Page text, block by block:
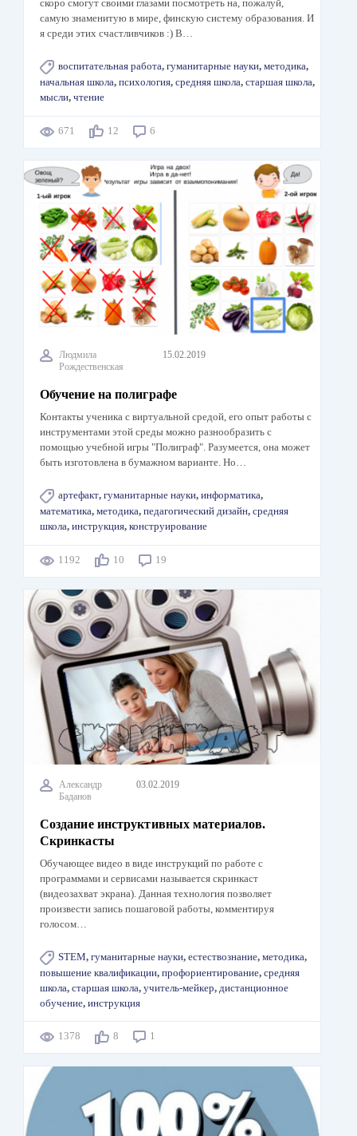
скоро смогут своими глазами посмотреть на, пожалуй,
самую знаменитую в мире, финскую систему образования. И
я среди этих счастливчиков :) В…
воспитательная работа, гуманитарные науки, методика,
начальная школа, психология, средняя школа, старшая школа,
мысли, чтение
671 12 6
Людмила
Рождественская
15.02.2019
Обучение на полиграфе
Контакты ученика с виртуальной средой, его опыт работы с
инструментами этой среды можно разнообразить с
помощью учебной игры "Полиграф". Разумеется, она может
быть изготовлена в бумажном варианте. Но…
артефакт, гуманитарные науки, информатика,
математика, методика, педагогический дизайн, средняя
школа, инструкция, конструирование
1192 10 19
Александр
Баданов
03.02.2019
Создание инструктивных материалов.
Скринкасты
Обучающее видео в виде инструкций по работе с
программами и сервисами называется скринкаст
(видеозахват экрана). Данная технология позволяет
произвести запись пошаговой работы, комментируя
голосом…
STEM, гуманитарные науки, естествознание, методика,
повышение квалификации, профориентирование, средняя
школа, старшая школа, учитель-мейкер, дистанционное
обучение, инструкция
1378 8 1